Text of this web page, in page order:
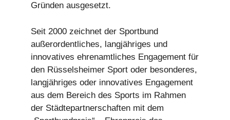
Gründen ausgesetzt.
Seit 2000 zeichnet der Sportbund
außerordentliches, langjähriges und
innovatives ehrenamtliches Engagement für
den Rüsselsheimer Sport oder besonderes,
langjähriges oder innovatives Engagement
aus dem Bereich des Sports im Rahmen
der Städtepartnerschaften mit dem